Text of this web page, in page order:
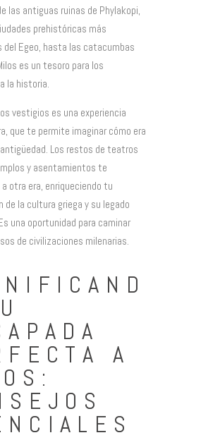
las antiguas ruinas de Phylakopi,
prehistóricas más
Egeo, hasta las catacumbas
es un tesoro para los
la historia.
vestigios es una experiencia
que te permite imaginar cómo era
Los restos de teatros
y asentamientos te
otra era, enriqueciendo tu
de la cultura griega y su legado
una oportunidad para caminar
de civilizaciones milenarias.
A